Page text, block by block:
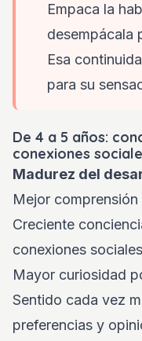
Empaca la
desempácala
Esa
para su
De 4 a 5 años:
conexiones
Madurez del
Mejor
Creciente
conexiones sociales
Mayor curiosidad
Sentido cada vez
preferencias y